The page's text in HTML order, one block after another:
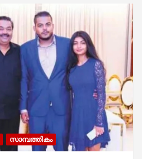
സാമ്പത്തികം